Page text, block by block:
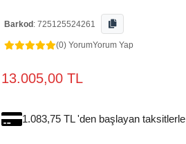
Barkod : 725125524261
(0) YorumYorum Yap
13.005,00 TL
1.083,75 TL 'den başlayan taksitlerle